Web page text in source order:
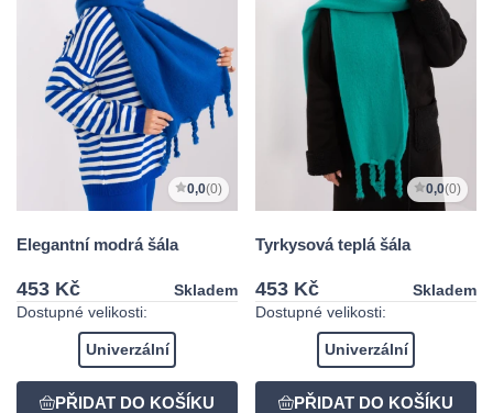
0,0(0)
Elegantní modrá šála
453 Kč
Skladem
Dostupné velikosti:
Univerzální
0,0(0)
Tyrkysová teplá šála
453 Kč
Skladem
Dostupné velikosti:
Univerzální